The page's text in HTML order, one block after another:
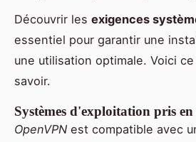
Découvrir les exigences
essentiel pour garantir une
une utilisation optimale. Voici
savoir.
Systèmes d'exploitation pris
OpenVPN est compatible avec